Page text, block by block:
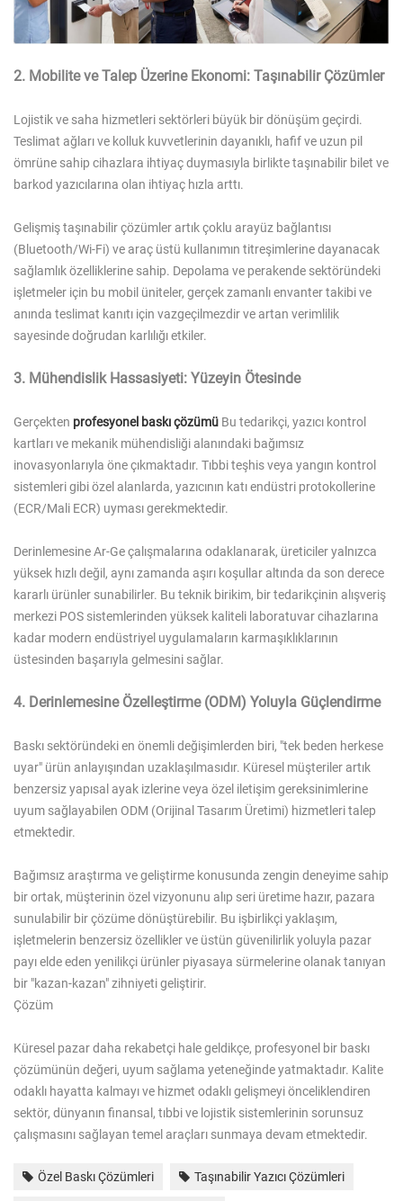
2. Mobilite ve Talep Üzerine Ekonomi: Taşınabilir Çözümler
Lojistik ve saha hizmetleri sektörleri büyük bir dönüşüm geçirdi.
Teslimat ağları ve kolluk kuvvetlerinin dayanıklı, hafif ve uzun pil
ömrüne sahip cihazlara ihtiyaç duymasıyla birlikte taşınabilir bilet ve
barkod yazıcılarına olan ihtiyaç hızla arttı.
Gelişmiş taşınabilir çözümler artık çoklu arayüz bağlantısı
(Bluetooth/Wi-Fi) ve araç üstü kullanımın titreşimlerine dayanacak
sağlamlık özelliklerine sahip. Depolama ve perakende sektöründeki
işletmeler için bu mobil üniteler, gerçek zamanlı envanter takibi ve
anında teslimat kanıtı için vazgeçilmezdir ve artan verimlilik
sayesinde doğrudan karlılığı etkiler.
3. Mühendislik Hassasiyeti: Yüzeyin Ötesinde
Gerçekten profesyonel baskı çözümü Bu tedarikçi, yazıcı kontrol
kartları ve mekanik mühendisliği alanındaki bağımsız
inovasyonlarıyla öne çıkmaktadır. Tıbbi teşhis veya yangın kontrol
sistemleri gibi özel alanlarda, yazıcının katı endüstri protokollerine
(ECR/Mali ECR) uyması gerekmektedir.
Derinlemesine Ar-Ge çalışmalarına odaklanarak, üreticiler yalnızca
yüksek hızlı değil, aynı zamanda aşırı koşullar altında da son derece
kararlı ürünler sunabilirler. Bu teknik birikim, bir tedarikçinin alışveriş
merkezi POS sistemlerinden yüksek kaliteli laboratuvar cihazlarına
kadar modern endüstriyel uygulamaların karmaşıklıklarının
üstesinden başarıyla gelmesini sağlar.
4. Derinlemesine Özelleştirme (ODM) Yoluyla Güçlendirme
Baskı sektöründeki en önemli değişimlerden biri, "tek beden herkese
uyar" ürün anlayışından uzaklaşılmasıdır. Küresel müşteriler artık
benzersiz yapısal ayak izlerine veya özel iletişim gereksinimlerine
uyum sağlayabilen ODM (Orijinal Tasarım Üretimi) hizmetleri talep
etmektedir.
Bağımsız araştırma ve geliştirme konusunda zengin deneyime sahip
bir ortak, müşterinin özel vizyonunu alıp seri üretime hazır, pazara
sunulabilir bir çözüme dönüştürebilir. Bu işbirlikçi yaklaşım,
işletmelerin benzersiz özellikler ve üstün güvenilirlik yoluyla pazar
payı elde eden yenilikçi ürünler piyasaya sürmelerine olanak tanıyan
bir "kazan-kazan" zihniyeti geliştirir.
Çözüm
Küresel pazar daha rekabetçi hale geldikçe, profesyonel bir baskı
çözümünün değeri, uyum sağlama yeteneğinde yatmaktadır. Kalite
odaklı hayatta kalmayı ve hizmet odaklı gelişmeyi önceliklendiren
sektör, dünyanın finansal, tıbbi ve lojistik sistemlerinin sorunsuz
çalışmasını sağlayan temel araçları sunmaya devam etmektedir.
Özel Baskı Çözümleri Taşınabilir Yazıcı Çözümleri